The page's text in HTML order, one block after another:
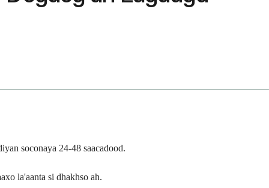
soconaya 24-48 saacadood.
la'aanta si dhakhso ah.